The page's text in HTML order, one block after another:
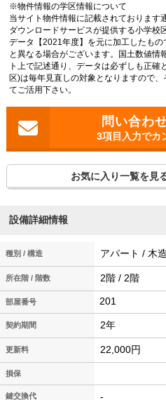
※物件情報の学区情報について
当サイト物件情報に記載されております
ダウンロードサービスが提供する小学校
データ【2021年度】を元に加工したも
と異なる場合がございます。国土数値情
ト上で記述通り、データは必ずしも正
区)は毎年見直しの対象となりますので
てご活用下さい。
3項目入力でカ
お気に入り一覧を見
設備詳細情報
種別 / 構造 アパート / 木造
所在階 / 階数 2階 / 2階
201
契約期間 2年
更新料 22,000円
損保
鍵交換代 -